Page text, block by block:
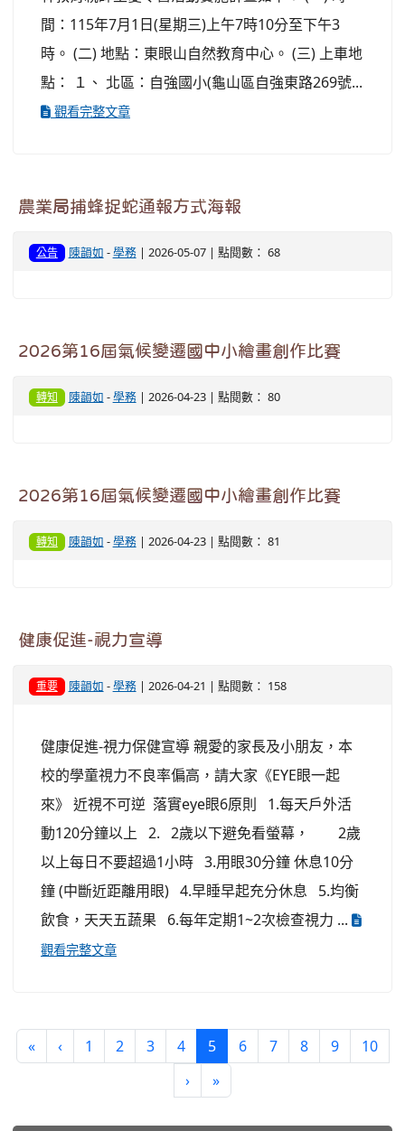
間：115年7月1日(星期三)上午7時10分至下午3
時。 (二) 地點：東眼山自然教育中心。 (三) 上車地
點： １、 北區：自強國小(龜山區自強東路269號...
觀看完整文章
農業局捕蜂捉蛇通報方式海報
公告 陳韻如 -學務| 2026-05-07 | 點閱數： 68
2026第16屆氣候變遷國中小繪畫創作比賽
轉知 陳韻如 -學務| 2026-04-23 | 點閱數： 80
2026第16屆氣候變遷國中小繪畫創作比賽
轉知 陳韻如 -學務| 2026-04-23 | 點閱數： 81
健康促進-視力宣導
重要 陳韻如 -學務| 2026-04-21 | 點閱數： 158
健康促進-視力保健宣導 親愛的家長及小朋友，本
校的學童視力不良率偏高，請大家《EYE眼一起
來》 近視不可逆 落實eye眼6原則 1.每天戶外活
動120分鐘以上 2. 2歲以下避免看螢幕， 2歲
以上每日不要超過1小時 3.用眼30分鐘 休息10分
鐘 (中斷近距離用眼) 4.早睡早起充分休息 5.均衡
飲食，天天五蔬果 6.每年定期1~2次檢查視力 ...
觀看完整文章
« ‹ 1 2 3 4 5(current)
6 7 8 9
10
›
»